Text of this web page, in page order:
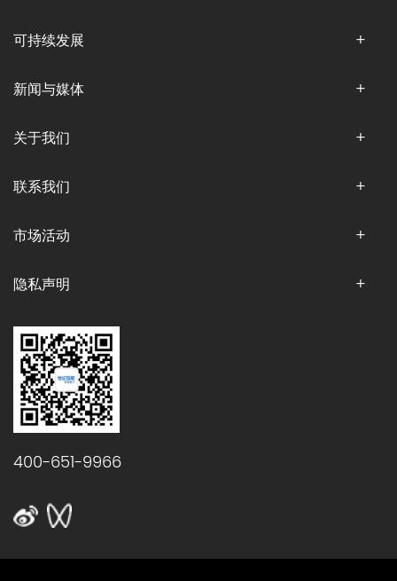
可持续发展
新闻与媒体
关于我们
联系我们
市场活动
隐私声明
400-651-9966